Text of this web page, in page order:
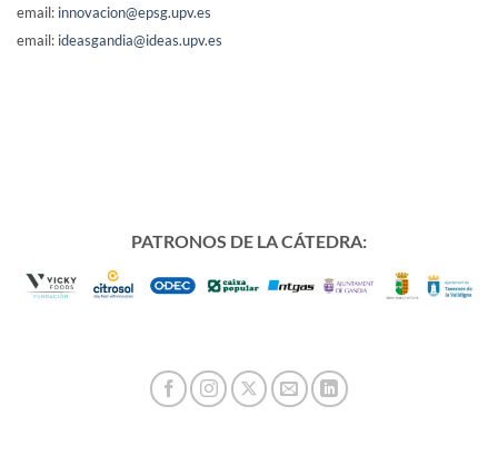
email: innovacion@epsg.upv.es
email: ideasgandia@ideas.upv.es
PATRONOS DE LA CÁTEDRA: